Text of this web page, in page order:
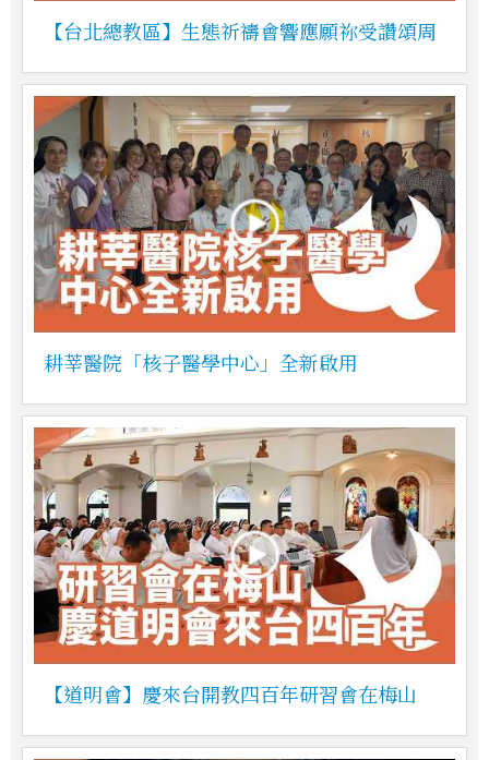
【台北總教區】生態祈禱會響應願祢受讚頌周
耕莘醫院「核子醫學中心」全新啟用
【道明會】慶來台開教四百年研習會在梅山